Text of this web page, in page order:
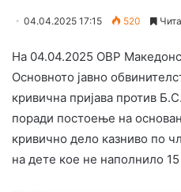
04.04.2025 17:15 520
На 04.04.2025 ОВР
Основното јавно
кривична пријава против
поради постоење на
кривично дело казниво по
на дете кое не наполнило 15